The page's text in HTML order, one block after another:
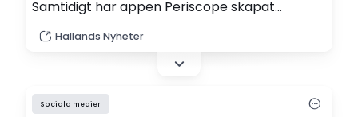
Samtidigt har appen Periscope skapat
granskning som HN har gjort.
Hallands Nyheter
Sociala medier